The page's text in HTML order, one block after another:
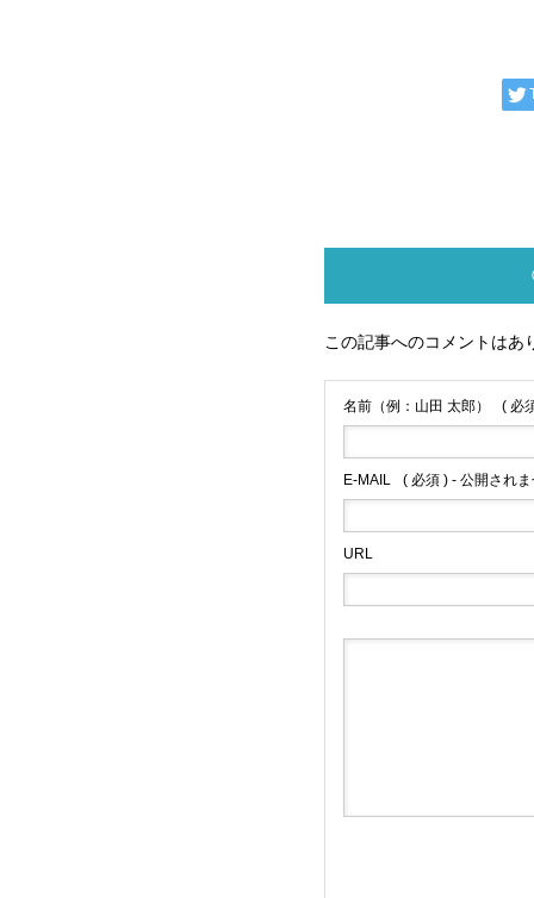
この記事へのコメントはあ
名前（例：山田 太郎） ( 必
E-MAIL ( 必須 ) - 公開され
URL